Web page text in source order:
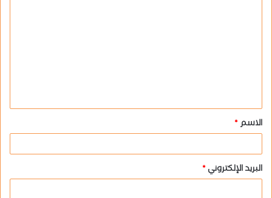
ق
*
الاسم*
البريد الإلكتروني*